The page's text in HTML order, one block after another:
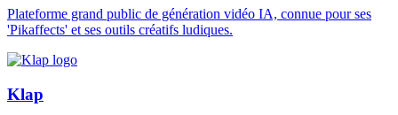
Plateforme grand public de génération vidéo IA, connue pour ses
'Pikaffects' et ses outils créatifs ludiques.
Klap